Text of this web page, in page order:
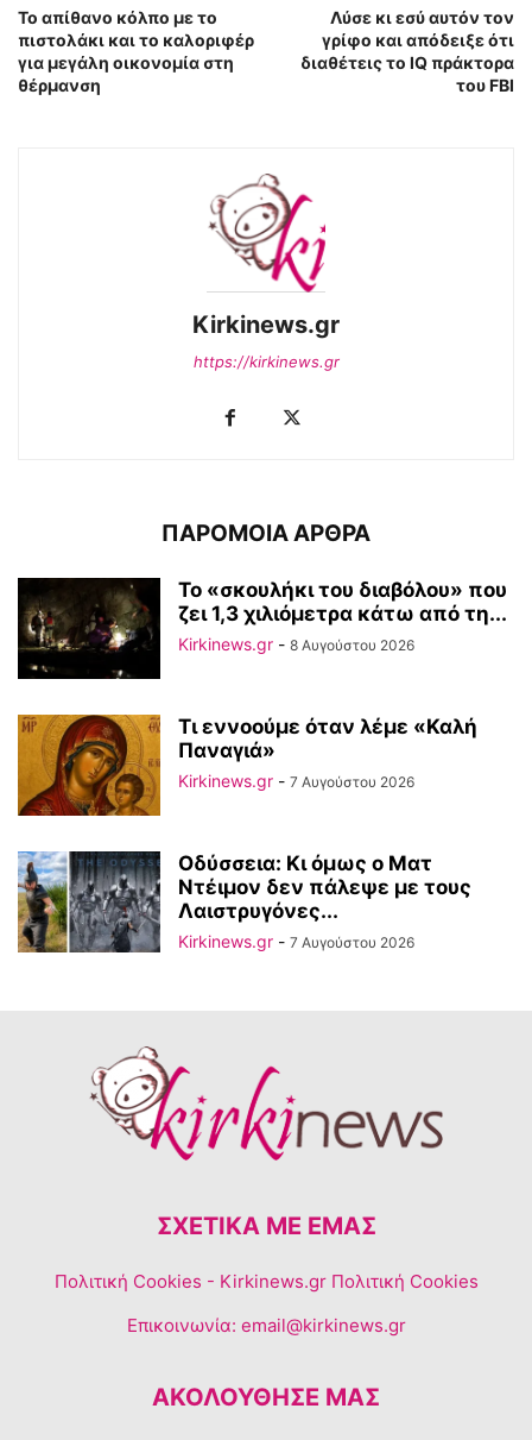
Το απίθανο κόλπο με το
πιστολάκι και το καλοριφέρ
για μεγάλη οικονομία στη
θέρμανση
Λύσε κι εσύ αυτόν τον
γρίφο και απόδειξε ότι
διαθέτεις το IQ πράκτορα
του FBI
Kirkinews.gr
https://kirkinews.gr
ΠΑΡΟΜΟΙΑ ΑΡΘΡΑ
Το «σκουλήκι του διαβόλου» που
ζει 1,3 χιλιόμετρα κάτω από τη...
Kirkinews.gr - 8 Αυγούστου 2026
Τι εννοούμε όταν λέμε «Καλή
Παναγιά»
Kirkinews.gr - 7 Αυγούστου 2026
Οδύσσεια: Κι όμως ο Ματ
Ντέιμον δεν πάλεψε με τους
Λαιστρυγόνες...
Kirkinews.gr - 7 Αυγούστου 2026
ΣΧΕΤΙΚΆ ΜΕ ΕΜΆΣ
Πολιτική Cookies - Kirkinews.gr Πολιτική Cookies
Επικοινωνία: email@kirkinews.gr
ΑΚΟΛΟΥΘΗΣΕ ΜΑΣ